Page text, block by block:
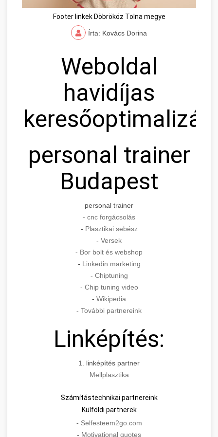
Footer linkek Döbrököz Tolna megye
Írta: Kovács Dorina
Weboldal
havidíjas
personal trainer
Budapest
personal trainer
- cnc forgácsolás
- Plasztikai sebész
- Versek
- Bor bolt és webshop
- Linkedin marketing
- Chiptuning
- Chip tuning video
- Wikipedia
- További partnereink
Linképítés:
1. linképítés partner
Mellplasztika
Számítástechnikai partnereink
Külföldi partnerek
- Selfesteem2go.com
- Motivational quotes